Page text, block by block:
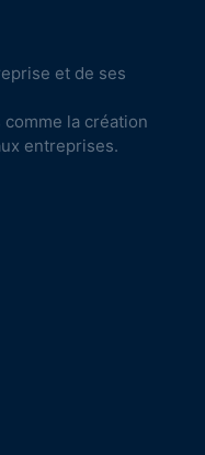
et de ses
la création
entreprises.